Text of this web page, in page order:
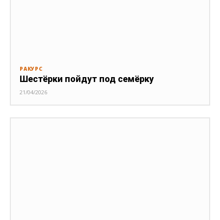
РАКУРС
Шестёрки пойдут под семёрку
21/04/2026